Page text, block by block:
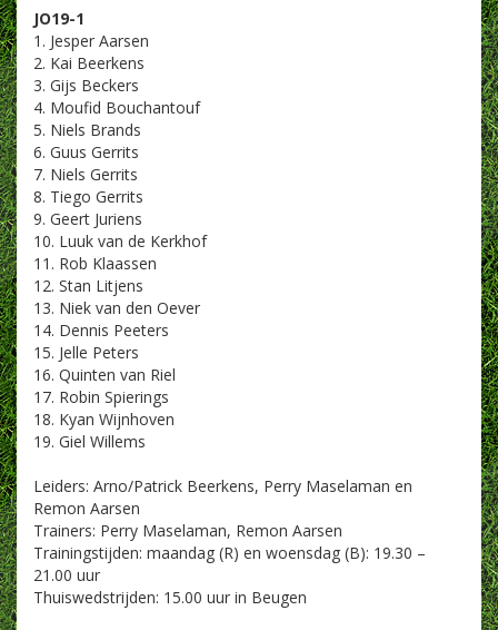
JO19-1
1. Jesper Aarsen
2. Kai Beerkens
3. Gijs Beckers
4. Moufid Bouchantouf
5. Niels Brands
6. Guus Gerrits
7. Niels Gerrits
8. Tiego Gerrits
9. Geert Juriens
10. Luuk van de Kerkhof
11. Rob Klaassen
12. Stan Litjens
13. Niek van den Oever
14. Dennis Peeters
15. Jelle Peters
16. Quinten van Riel
17. Robin Spierings
18. Kyan Wijnhoven
19. Giel Willems
Leiders: Arno/Patrick Beerkens, Perry Maselaman en
Remon Aarsen
Trainers: Perry Maselaman, Remon Aarsen
Trainingstijden: maandag (R) en woensdag (B): 19.30 –
21.00 uur
Thuiswedstrijden: 15.00 uur in Beugen